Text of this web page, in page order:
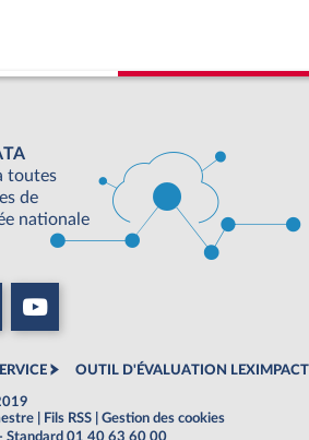
toutes
de
nationale
OUTIL D'ÉVALUATION LEXIMPACT
Fils RSS
Gestion des cookies
Standard 01 40 63 60 00